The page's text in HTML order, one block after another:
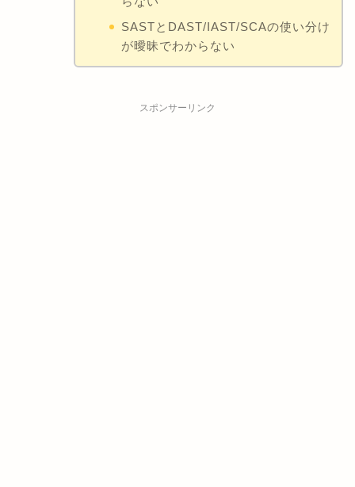
SASTとDAST/IAST/SCAの使い分け
が曖昧でわからない
スポンサーリンク